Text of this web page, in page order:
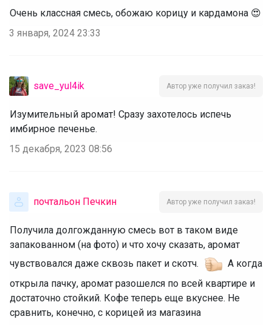
Очень классная смесь, обожаю корицу и кардамона 😍
3 января, 2024 23:33
save_yul4ik Автор уже получил заказ!
Изумительный аромат! Сразу захотелось испечь
имбирное печенье.
15 декабря, 2023 08:56
почтальон Печкин Автор уже получил заказ!
Получила долгожданную смесь вот в таком виде
запакованном (на фото) и что хочу сказать, аромат
чувствовался даже сквозь пакет и скотч.
А когда
открыла пачку, аромат разошелся по всей квартире и
достаточно стойкий. Кофе теперь еще вкуснее. Не
сравнить, конечно, с корицей из магазина